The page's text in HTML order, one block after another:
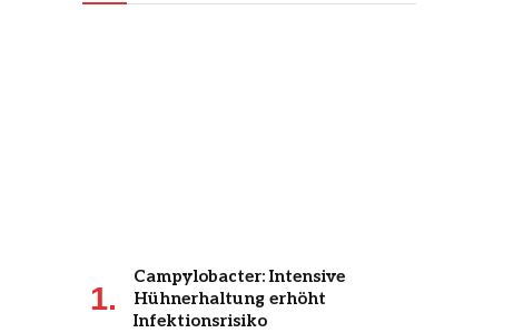
Campylobacter: Intensive
Hühnerhaltung erhöht
Infektionsrisiko